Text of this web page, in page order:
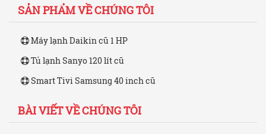
SẢN PHẨM VỀ CHÚNG TÔI
Máy lạnh Daikin cũ 1 HP
Tủ lạnh Sanyo 120 lít cũ
Smart Tivi Samsung 40 inch cũ
BÀI VIẾT VỀ CHÚNG TÔI